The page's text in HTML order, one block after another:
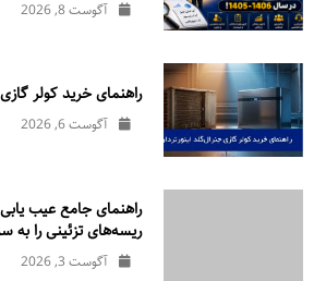
آگوست 8, 2026
راهنمای خرید کولر گازی
آگوست 6, 2026
راهنمای جامع عیب
ریسه‌های تزئینی را به
آگوست 3, 2026